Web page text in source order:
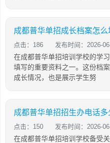
成都普华单招成长档案怎么
点击：186 发布时间：2026-
在成都普华单招培训学校的学
填写的重要资料之一。这份档
成长情况，也是展示学生努
成都普华单招招生办电话多
点击：150 发布时间：2026-
在成都普华单招培训学校备受